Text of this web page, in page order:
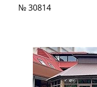
№ 30814